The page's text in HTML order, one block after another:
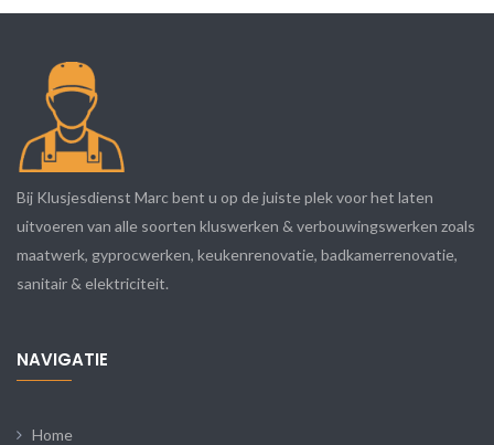
Bij Klusjesdienst Marc bent u op de juiste plek voor het laten
uitvoeren van alle soorten kluswerken & verbouwingswerken zoals
maatwerk, gyprocwerken, keukenrenovatie, badkamerrenovatie,
sanitair & elektriciteit.
NAVIGATIE
Home